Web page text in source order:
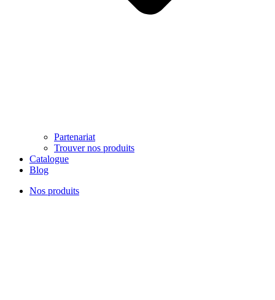
Partenariat
Trouver nos produits
Catalogue
Blog
Nos produits